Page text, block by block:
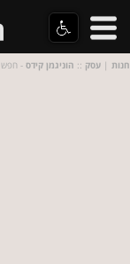
חנות | עסק :: הוניגמן קידס - חפש